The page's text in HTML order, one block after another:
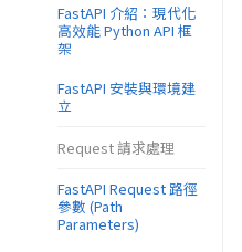
FastAPI 介紹：現代化
高效能 Python API 框
架
FastAPI 安裝與環境建
立
Request 請求處理
FastAPI Request 路徑
參數 (Path
Parameters)